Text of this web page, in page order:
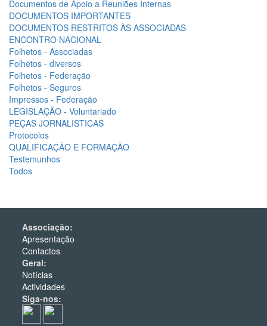
Documentos de Apoio a Reuniões Internas
DOCUMENTOS IMPORTANTES
DOCUMENTOS RESTRITOS ÀS ASSOCIADAS
ENCONTRO NACIONAL
Folhetos - Associadas
Folhetos - diversos
Folhetos - Federação
Folhetos - Seguros
Impressos - Federação
LEGISLAÇÃO - Voluntariado
PEÇAS JORNALISTICAS
Protocolos
QUALIFICAÇÃO E FORMAÇÃO
Testemunhos
Todos
Associação:
Apresentação
Contactos
Geral:
Notícias
Actividades
Siga-nos: